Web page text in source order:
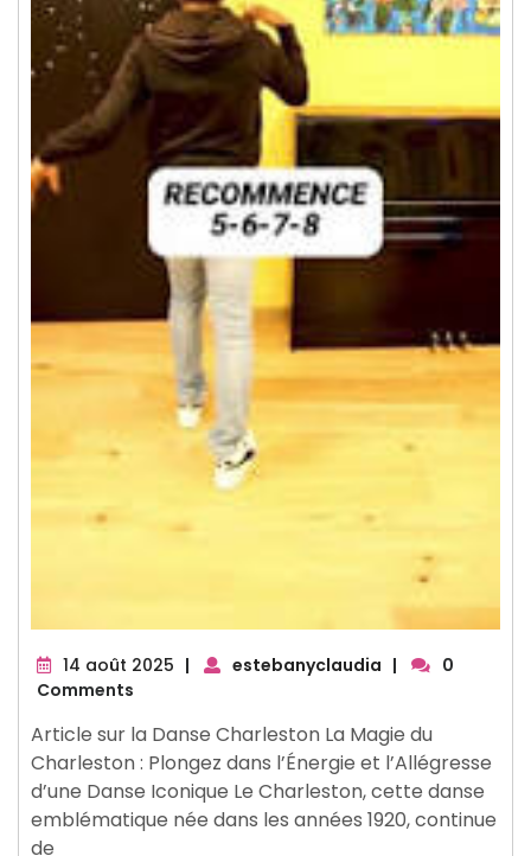
14 août 2025 14| estebanyclaudia |
0
Comments
Article sur la Danse Charleston La Magie du
Charleston : Plongez dans l’Énergie et l’Allégresse
d’une Danse Iconique Le Charleston, cette danse
emblématique née dans les années 1920, continue
de